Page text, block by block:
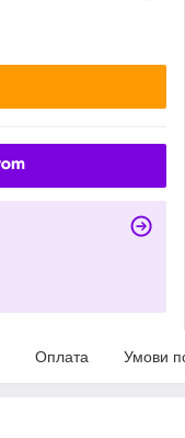
Оплата Умови